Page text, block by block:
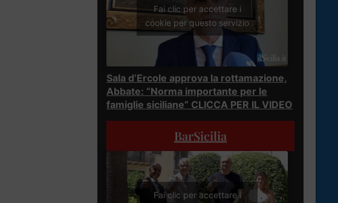
Fai clic per accettare i
cookie per questo servizio
Sala d’Ercole approva la rottamazione,
Abbate: “Norma importante per le
famiglie siciliane” CLICCA PER IL VIDEO
BarSicilia
Fai clic per accettare i